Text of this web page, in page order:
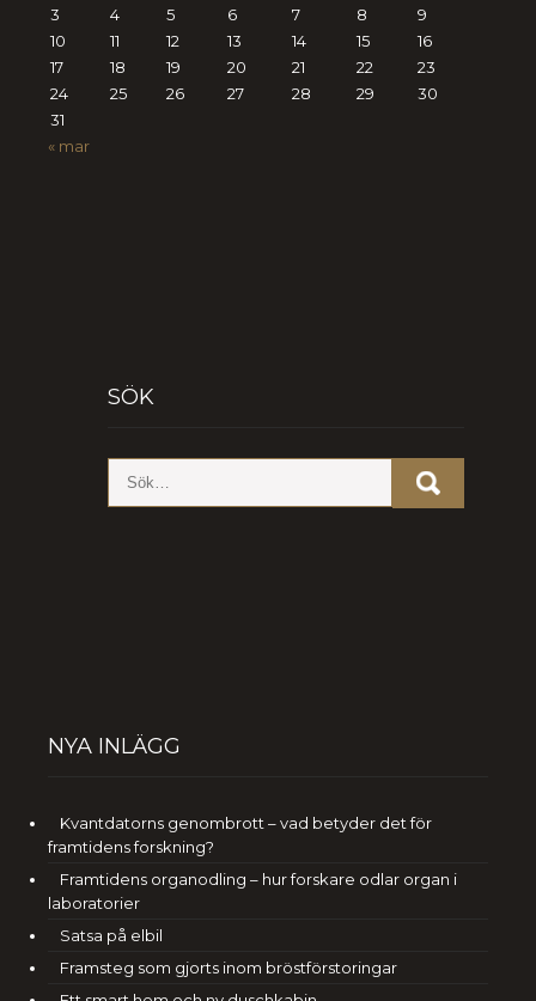
3
4 5 6 7 8
9
10
11 12 13 14 15
16
17
18 19 20 21 22
23
24
25 26 27 28 29
30
31
« mar
SÖK
NYA INLÄGG
Kvantdatorns genombrott – vad betyder det för
framtidens forskning?
Framtidens organodling – hur forskare odlar organ i
laboratorier
Satsa på elbil
Framsteg som gjorts inom bröstförstoringar